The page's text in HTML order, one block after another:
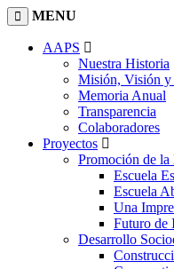
MENU
AAPS
Nuestra Historia
Misión, Visión y
Memoria Anual
Transparencia
Colaboradores
Proyectos
Promoción de la
Escuela
Escuela
Una
Futuro
Desarrollo